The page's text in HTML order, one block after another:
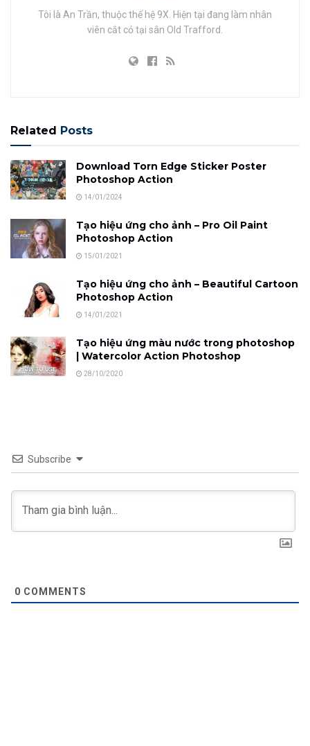
Tôi là An Trần, thuộc thế hệ 9X. Hiện tại đang làm nhân
viên cắt cỏ tại sân Old Trafford.
Related Posts
Download Torn Edge Sticker Poster
Photoshop Action
14/01/2024
Tạo hiệu ứng cho ảnh – Pro Oil Paint
Photoshop Action
15/01/2021
Tạo hiệu ứng cho ảnh – Beautiful Cartoon
Photoshop Action
14/01/2021
Tạo hiệu ứng màu nước trong photoshop
| Watercolor Action Photoshop
28/10/2020
Subscribe
0 COMMENTS